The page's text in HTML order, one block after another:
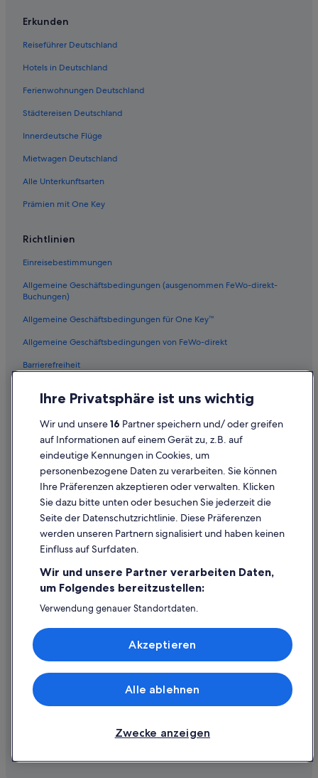
Lake Odessa Hotels
Wayland Hotels
Hastings Hotels
Byron Center Hotels
Wohnungen in Grand Rapids
Erkunden
Reiseführer Deutschland
Hotels in Deutschland
Ferienwohnungen Deutschland
Städtereisen Deutschland
Innerdeutsche Flüge
Mietwagen Deutschland
Alle Unterkunftsarten
Prämien mit One Key
Richtlinien
Einreisebestimmungen
Allgemeine Geschäftsbedingungen (ausgenommen FeWo-direkt-
Buchungen)
Allgemeine Geschäftsbedingungen für One Key™
Allgemeine Geschäftsbedingungen von FeWo-direkt
Barrierefreiheit
Inhaltsrichtlinien und Melden von Inhalten
Hilfe
Hilfe
Flug stornieren
Rückerstattungsdauer
Expedia-Gutschein einlösen
Internationale Reisedokumente
© 2026 Expedia, Inc., ein Unternehmen der Expedia Group. Alle Rechte
vorbehalten. Expedia und das Expedia-Logo sind Handelsmarken oder
Ihre Privatsphäre ist uns wichtig
Wir und unsere16 Partner speichern und/ oder greifen
auf Informationen auf einem Gerät zu, z.B. auf
eindeutige Kennungen in Cookies, um
personenbezogene Daten zu verarbeiten. Sie können
Ihre Präferenzen akzeptieren oder verwalten. Klicken
Sie dazu bitte unten oder besuchen Sie jederzeit die
Seite der Datenschutzrichtlinie. Diese Präferenzen
werden unseren Partnern signalisiert und haben keinen
Einfluss auf Surfdaten.
Wir und unsere Partner verarbeiten Daten,
um Folgendes bereitzustellen:
Verwendung genauer Standortdaten.
Speichern von oder Zugriff auf Informationen auf einem
Endgerät. Personalisierte Werbung und Inhalte, Messung
von Werbeleistung und der Performance von Inhalten,
Liste der Partner (Lieferanten)
Zwecke anzeigen
Alle ablehnen
Akzeptieren